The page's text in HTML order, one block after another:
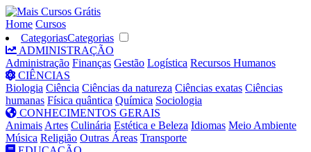
Home Cursos
CategoriasCategorias
ADMINISTRAÇÃO
Administração Finanças Gestão Logística Recursos Humanos
CIÊNCIAS
Biologia Ciência Ciências da natureza Ciências exatas Ciências
humanas Física quântica Química Sociologia
CONHECIMENTOS GERAIS
Animais Artes Culinária Estética e Beleza Idiomas Meio Ambiente
Música Religião Outras Áreas Transporte